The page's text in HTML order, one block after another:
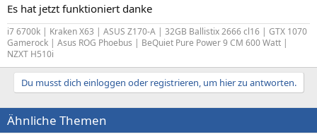
Es hat jetzt funktioniert danke
i7 6700k | Kraken X63 | ASUS Z170-A | 32GB Ballistix 2666 cl16 | GTX 1070
Gamerock | Asus ROG Phoebus | BeQuiet Pure Power 9 CM 600 Watt |
NZXT H510i
Du musst dich einloggen oder registrieren, um hier zu antworten.
Ähnliche Themen